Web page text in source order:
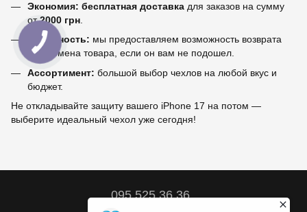
Экономия: бесплатная доставка для заказов на сумму
от2000 грн
Надежность: мы предоставляем возможность возврата
или обмена товара, если он вам не подошел.
Ассортимент: большой выбор чехлов на любой вкус и
бюджет.
Не откладывайте защиту вашего iPhone 17 на потом —
выберите идеальный чехол уже сегодня!
095 525 36 36